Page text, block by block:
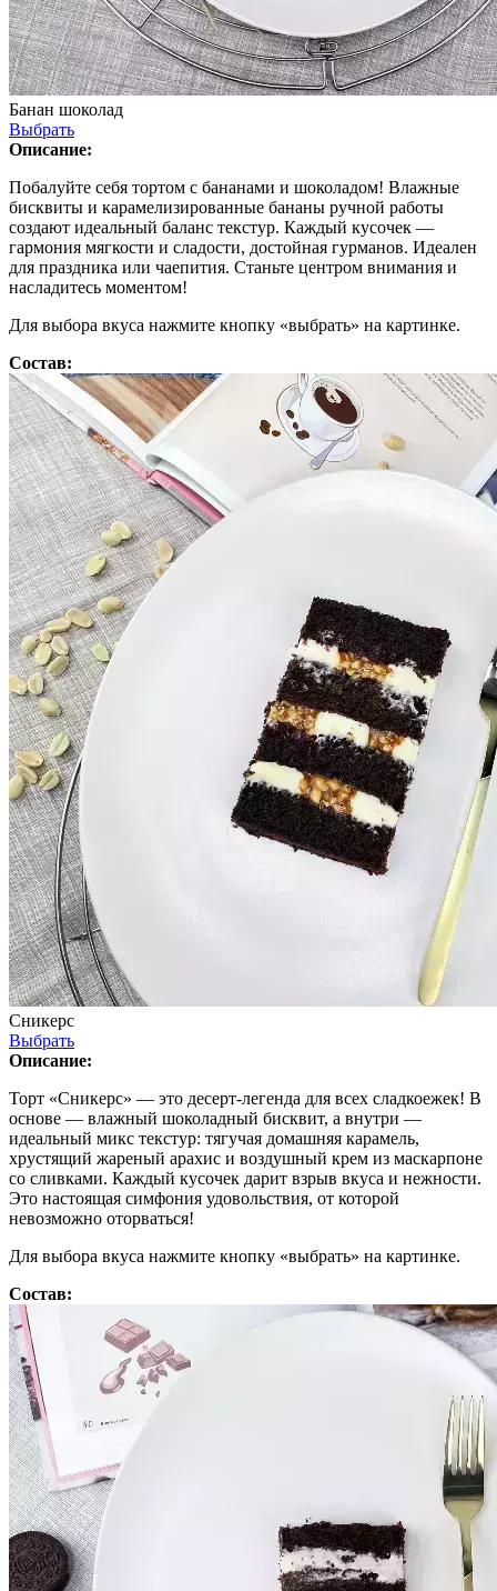
Банан шоколад
Выбрать
Описание:
Побалуйте себя тортом с бананами и шоколадом! Влажные
бисквиты и карамелизированные бананы ручной работы
создают идеальный баланс текстур. Каждый кусочек —
гармония мягкости и сладости, достойная гурманов. Идеален
для праздника или чаепития. Станьте центром внимания и
насладитесь моментом!
Для выбора вкуса нажмите кнопку «выбрать» на картинке.
Состав:
Сникерс
Выбрать
Описание:
Торт «Сникерс» — это десерт-легенда для всех сладкоежек! В
основе — влажный шоколадный бисквит, а внутри —
идеальный микс текстур: тягучая домашняя карамель,
хрустящий жареный арахис и воздушный крем из маскарпоне
со сливками. Каждый кусочек дарит взрыв вкуса и нежности.
Это настоящая симфония удовольствия, от которой
невозможно оторваться!
Для выбора вкуса нажмите кнопку «выбрать» на картинке.
Состав: